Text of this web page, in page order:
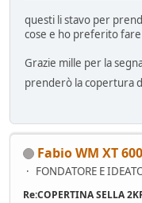
questi li stavo per
cose e ho preferito
Grazie mille per la
prenderò la copertura
Fabio WM XT
FONDATORE E
Re:COPERTINA SELLA